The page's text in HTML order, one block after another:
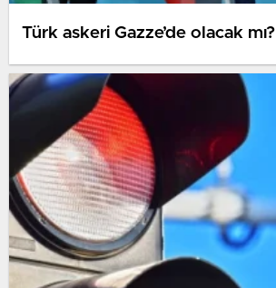
Türk askeri Gazze’de olacak mı?